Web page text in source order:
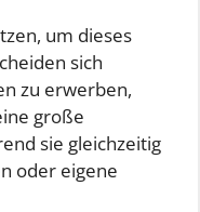
um dieses
sich
zu erwerben,
große
sie gleichzeitig
oder eigene